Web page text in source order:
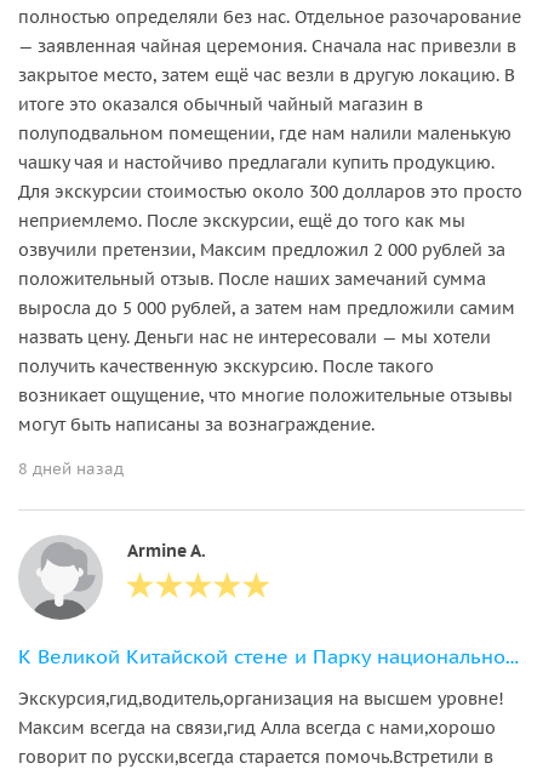
полностью определяли без нас. Отдельное разочарование
— заявленная чайная церемония. Сначала нас привезли в
закрытое место, затем ещё час везли в другую локацию. В
итоге это оказался обычный чайный магазин в
полуподвальном помещении, где нам налили маленькую
чашку чая и настойчиво предлагали купить продукцию.
Для экскурсии стоимостью около 300 долларов это просто
неприемлемо. После экскурсии, ещё до того как мы
озвучили претензии, Максим предложил 2 000 рублей за
положительный отзыв. После наших замечаний сумма
выросла до 5 000 рублей, а затем нам предложили самим
назвать цену. Деньги нас не интересовали — мы хотели
получить качественную экскурсию. После такого
возникает ощущение, что многие положительные отзывы
могут быть написаны за вознаграждение.
8 дней назад
Armine A.
К Великой Китайской стене и Парку национальностей (маршрут на выбор)
Экскурсия,гид,водитель,организация на высшем уровне!
Максим всегда на связи,гид Алла всегда с нами,хорошо
говорит по русски,всегда старается помочь.Встретили в